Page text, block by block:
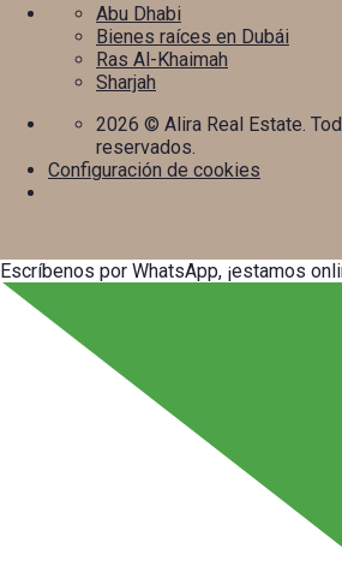
Abu Dhabi
Bienes raíces en Dubái
Ras Al-Khaimah
Sharjah
2026 © Alira Real Estate.
reservados.
Configuración de cookies
Escríbenos por WhatsApp, ¡estamos